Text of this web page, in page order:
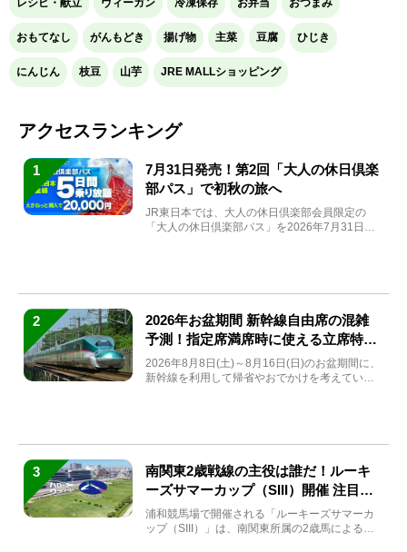
レシピ・献立 ヴィーガン 冷凍保存 お弁当 おつまみ
おもてなし がんもどき 揚げ物 主菜 豆腐 ひじき
にんじん 枝豆 山芋 JRE MALLショッピング
アクセスランキング
1
7月31日発売！第2回「大人の休日倶楽
部パス」で初秋の旅へ
JR東日本では、大人の休日倶楽部会員限定の
「大人の休日倶楽部パス」を2026年7月31日
2
2026年お盆期間 新幹線自由席の混雑
予測！指定席満席時に使える立席特急
券も解説
2026年8月8日(土)～8月16日(日)のお盆期間に、
新幹線を利用して帰省やおでかけを考えている
3
南関東2歳戦線の主役は誰だ！ルーキ
ーズサマーカップ（SIII）開催 注目馬
と見どころをチェック
浦和競馬場で開催される「ルーキーズサマーカ
ップ（SIII）」は、南関東所属の2歳馬による注